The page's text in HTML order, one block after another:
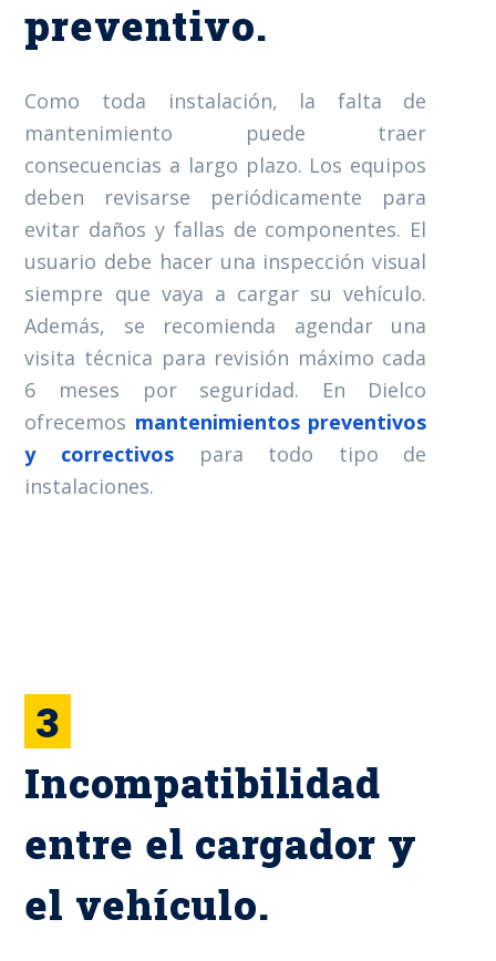
preventivo.
Como toda instalación, la falta de
mantenimiento puede traer
consecuencias a largo plazo. Los equipos
deben revisarse periódicamente para
evitar daños y fallas de componentes. El
usuario debe hacer una inspección visual
siempre que vaya a cargar su vehículo.
Además, se recomienda agendar una
visita técnica para revisión máximo cada
6 meses por seguridad. En Dielco
ofrecemos mantenimientos preventivos
y correctivospara todo tipo de
instalaciones.
3
Incompatibilidad
entre el cargador y
el vehículo.